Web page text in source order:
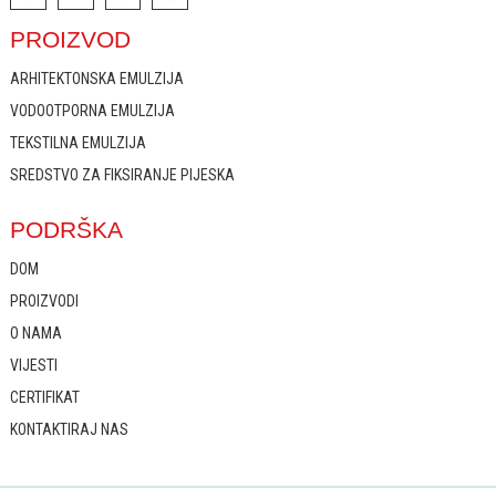
PROIZVOD
ARHITEKTONSKA EMULZIJA
VODOOTPORNA EMULZIJA
TEKSTILNA EMULZIJA
SREDSTVO ZA FIKSIRANJE PIJESKA
PODRŠKA
DOM
PROIZVODI
O NAMA
VIJESTI
CERTIFIKAT
KONTAKTIRAJ NAS